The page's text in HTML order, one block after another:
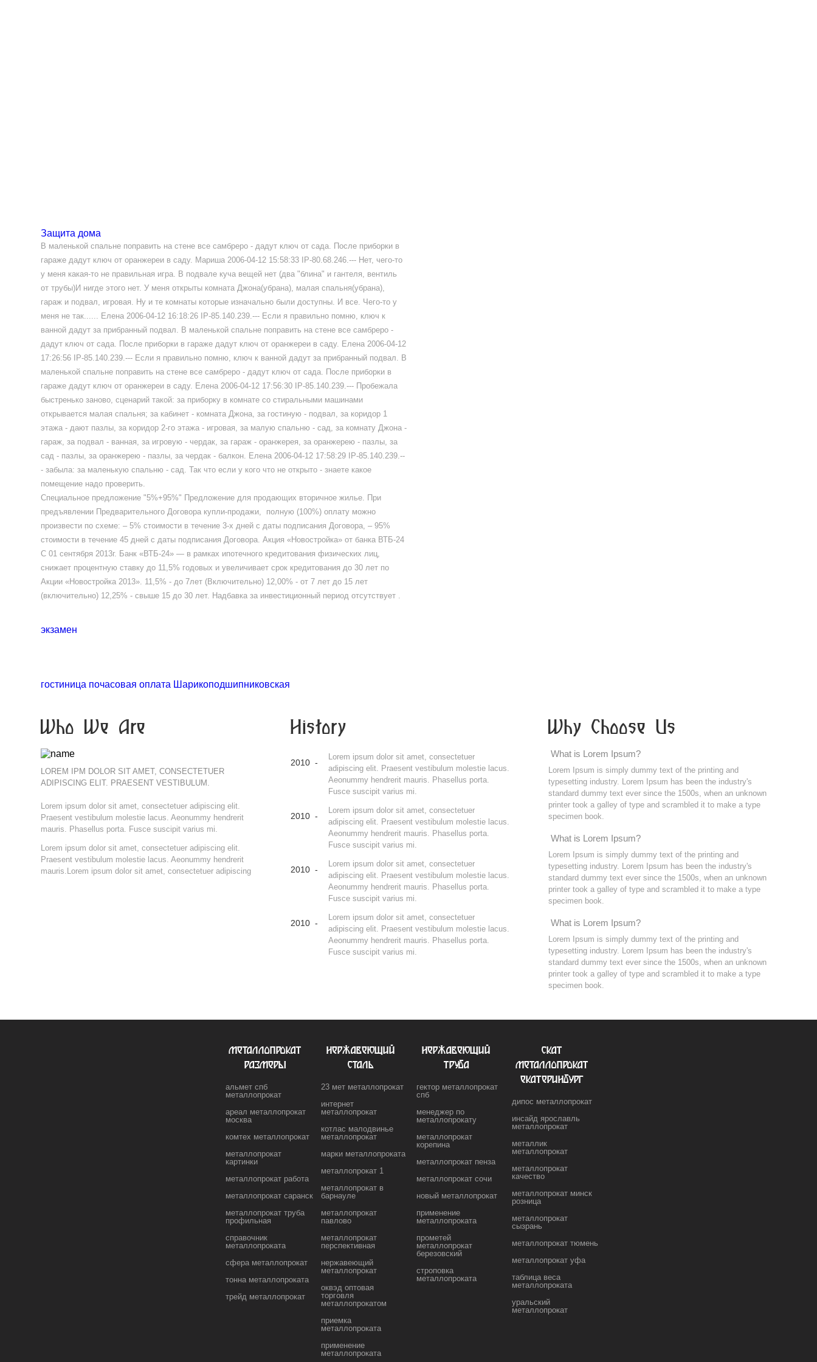
Защита дома
В маленькой спальне поправить на стене все самбреро - дадут ключ от сада. После приборки в
гараже дадут ключ от оранжереи в саду. Мариша 2006-04-12 15:58:33 IP-80.68.246.--- Нет, чего-то
у меня какая-то не правильная игра. В подвале куча вещей нет (два "блина" и гантеля, вентиль
от трубы)И нигде этого нет. У меня открыты комната Джона(убрана), малая спальня(убрана),
гараж и подвал, игровая. Ну и те комнаты которые изначально были доступны. И все. Чего-то у
меня не так...... Елена 2006-04-12 16:18:26 IP-85.140.239.--- Если я правильно помню, ключ к
ванной дадут за прибранный подвал. В маленькой спальне поправить на стене все самбреро -
дадут ключ от сада. После приборки в гараже дадут ключ от оранжереи в саду. Елена 2006-04-12
17:26:56 IP-85.140.239.--- Если я правильно помню, ключ к ванной дадут за прибранный подвал. В
маленькой спальне поправить на стене все самбреро - дадут ключ от сада. После приборки в
гараже дадут ключ от оранжереи в саду. Елена 2006-04-12 17:56:30 IP-85.140.239.--- Пробежала
быстренько заново, сценарий такой: за приборку в комнате со стиральными машинами
открывается малая спальня; за кабинет - комната Джона, за гостиную - подвал, за коридор 1
этажа - дают пазлы, за коридор 2-го этажа - игровая, за малую спальню - сад, за комнату Джона -
гараж, за подвал - ванная, за игровую - чердак, за гараж - оранжерея, за оранжерею - пазлы, за
сад - пазлы, за оранжерею - пазлы, за чердак - балкон. Елена 2006-04-12 17:58:29 IP-85.140.239.--
- забыла: за маленькую спальню - сад. Так что если у кого что не открыто - знаете какое
помещение надо проверить.
Специальное предложение "5%+95%" Предложение для продающих вторичное жилье. При
предъявлении Предварительного Договора купли-продажи, полную (100%) оплату можно
произвести по схеме: – 5% стоимости в течение 3-х дней с даты подписания Договора, – 95%
стоимости в течение 45 дней с даты подписания Договора. Акция «Новостройка» от банка ВТБ-24
С 01 сентября 2013г. Банк «ВТБ-24» — в рамках ипотечного кредитования физических лиц,
снижает процентную ставку до 11,5% годовых и увеличивает срок кредитования до 30 лет по
Акции «Новостройка 2013». 11,5% - до 7лет (Включительно) 12,00% - от 7 лет до 15 лет
(включительно) 12,25% - свыше 15 до 30 лет. Надбавка за инвестиционный период отсутствует .
экзамен
гостиница почасовая оплата Шарикоподшипниковская
Who We Are
LOREM IPM DOLOR SIT AMET, CONSECTETUER
ADIPISCING ELIT. PRAESENT VESTIBULUM.
Lorem ipsum dolor sit amet, consectetuer adipiscing elit.
Praesent vestibulum molestie lacus. Aeonummy hendrerit
mauris. Phasellus porta. Fusce suscipit varius mi.
Lorem ipsum dolor sit amet, consectetuer adipiscing elit.
Praesent vestibulum molestie lacus. Aeonummy hendrerit
mauris.Lorem ipsum dolor sit amet, consectetuer adipiscing
History
2010 -
Lorem ipsum dolor sit amet, consectetuer
adipiscing elit. Praesent vestibulum molestie lacus.
Aeonummy hendrerit mauris. Phasellus porta.
Fusce suscipit varius mi.
2010 -
Lorem ipsum dolor sit amet, consectetuer
adipiscing elit. Praesent vestibulum molestie lacus.
Aeonummy hendrerit mauris. Phasellus porta.
Fusce suscipit varius mi.
2010 -
Lorem ipsum dolor sit amet, consectetuer
adipiscing elit. Praesent vestibulum molestie lacus.
Aeonummy hendrerit mauris. Phasellus porta.
Fusce suscipit varius mi.
2010 -
Lorem ipsum dolor sit amet, consectetuer
adipiscing elit. Praesent vestibulum molestie lacus.
Aeonummy hendrerit mauris. Phasellus porta.
Fusce suscipit varius mi.
Why Choose Us
What is Lorem Ipsum?
Lorem Ipsum is simply dummy text of the printing and
typesetting industry. Lorem Ipsum has been the industry's
standard dummy text ever since the 1500s, when an unknown
printer took a galley of type and scrambled it to make a type
specimen book.
What is Lorem Ipsum?
Lorem Ipsum is simply dummy text of the printing and
typesetting industry. Lorem Ipsum has been the industry's
standard dummy text ever since the 1500s, when an unknown
printer took a galley of type and scrambled it to make a type
specimen book.
What is Lorem Ipsum?
Lorem Ipsum is simply dummy text of the printing and
typesetting industry. Lorem Ipsum has been the industry's
standard dummy text ever since the 1500s, when an unknown
printer took a galley of type and scrambled it to make a type
specimen book.
металлопрокат
размеры
альмет спб
металлопрокат
ареал металлопрокат
москва
комтех металлопрокат
металлопрокат
картинки
металлопрокат работа
металлопрокат саранск
металлопрокат труба
профильная
справочник
металлопроката
сфера металлопрокат
тонна металлопроката
трейд металлопрокат
нержавеющий
сталь
23 мет металлопрокат
интернет
металлопрокат
котлас малодвинье
металлопрокат
марки металлопроката
металлопрокат 1
металлопрокат в
барнауле
металлопрокат
павлово
металлопрокат
перспективная
нержавеющий
металлопрокат
оквэд оптовая
торговля
металлопрокатом
приемка
металлопроката
применение
металлопроката
нержавеющий
труба
гектор металлопрокат
спб
менеджер по
металлопрокату
металлопрокат
корепина
металлопрокат пенза
металлопрокат сочи
новый металлопрокат
применение
металлопроката
прометей
металлопрокат
березовский
строповка
металлопроката
скат
металлопрокат
екатеринбург
дипос металлопрокат
инсайд ярославль
металлопрокат
металлик
металлопрокат
металлопрокат
качество
металлопрокат минск
розница
металлопрокат
сызрань
металлопрокат тюмень
металлопрокат уфа
таблица веса
металлопроката
уральский
металлопрокат